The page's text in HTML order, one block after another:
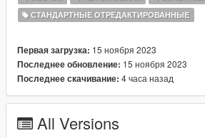
СТАНДАРТНЫЕ ОТРЕДАКТИРОВАННЫЕ
Первая загрузка: 15 ноября 2023
Последнее обновление: 15 ноября 2023
Последнее скачивание: 4 часа назад
All Versions